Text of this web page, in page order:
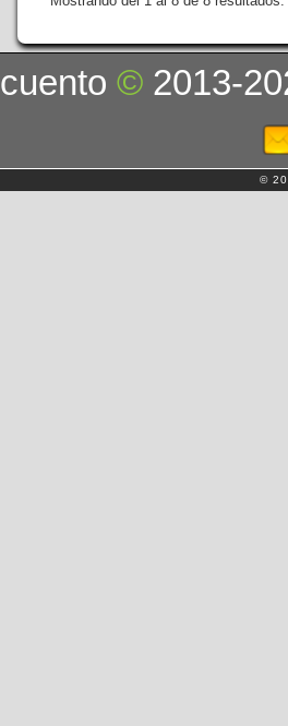
cuento© 2013-
©